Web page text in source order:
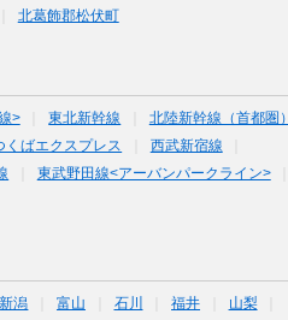
北葛飾郡松伏町
> 東北新幹線
北陸新幹線（首都圏）
くばエクスプレス
西武新宿線
東武野田線<アーバンパークライン>
新潟 富山 石川 福井
山梨